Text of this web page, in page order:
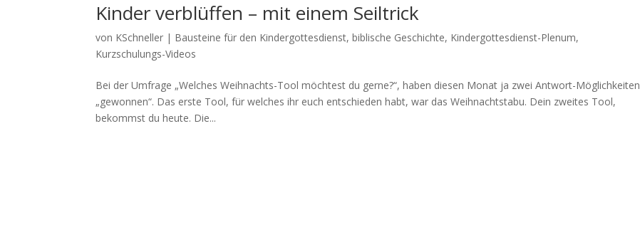
Kinder verblüffen – mit einem Seiltrick
von KSchneller | Bausteine für den Kindergottesdienst,biblische Geschichte, Kindergottesdienst-Plenum,
Kurzschulungs-Videos
Bei der Umfrage „Welches Weihnachts-Tool möchtest du gerne?“, haben diesen Monat ja zwei Antwort-Möglichkeiten
„gewonnen“. Das erste Tool, für welches ihr euch entschieden habt, war das Weihnachtstabu. Dein zweites Tool,
bekommst du heute. Die...